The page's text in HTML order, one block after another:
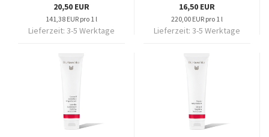
20,50 EUR
141,38 EUR pro 1 l
Lieferzeit: 3-5 Werktage
16,50 EUR
220,00 EUR pro 1 l
Lieferzeit: 3-5 Werktage